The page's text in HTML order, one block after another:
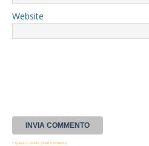
Website
* Questa casella GDPR è richiesta